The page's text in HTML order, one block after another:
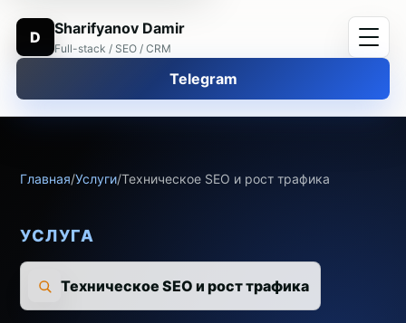
D Sharifyanov Damir
Full-stack / SEO / CRM
Telegram
Главная/Услуги/Техническое SEO и рост трафика
УСЛУГА
Техническое SEO и рост трафика